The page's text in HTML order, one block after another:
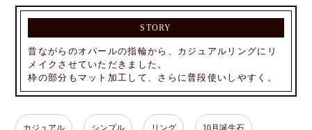
STORY
昔ながらのオパールの指輪から、カジュアルリングにリ
メイクさせていただきました。
枠の部分もマット加工して、さらに普段使いしやすく。
カジュアル シンプル リング 10月誕生石